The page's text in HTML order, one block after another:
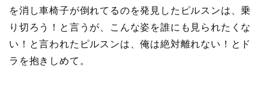
を消し車椅子が倒れてるのを発見したピルスンは、乗
り切ろう！と言うが、こんな姿を誰にも見られたくな
い！と言われたピルスンは、俺は絶対離れない！とド
ラを抱きしめて。